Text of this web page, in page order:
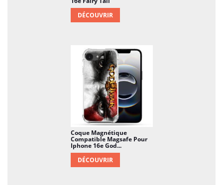
DÉCOUVRIR
Coque Magnétique
Compatible Magsafe Pour
Iphone 16e God...
DÉCOUVRIR